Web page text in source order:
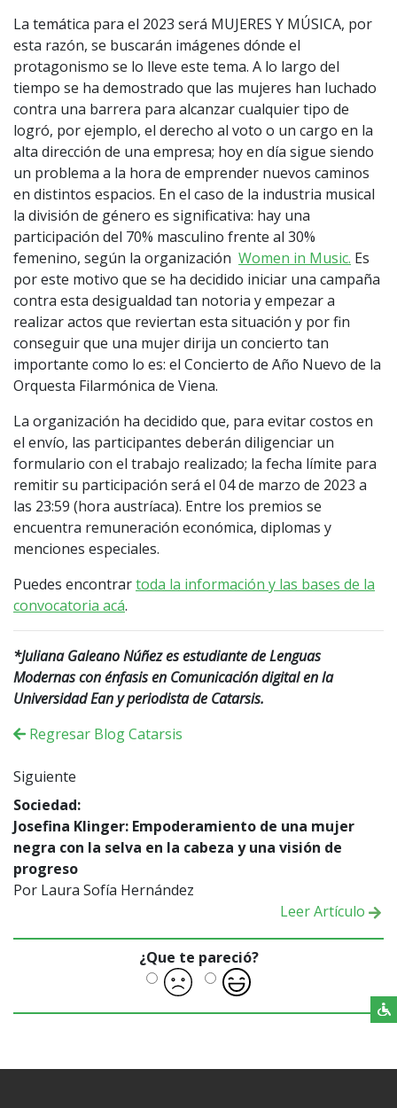
La temática para el 2023 será MUJERES Y MÚSICA, por
esta razón, se buscarán imágenes dónde el
protagonismo se lo lleve este tema. A lo largo del
tiempo se ha demostrado que las mujeres han luchado
contra una barrera para alcanzar cualquier tipo de
logró, por ejemplo, el derecho al voto o un cargo en la
alta dirección de una empresa; hoy en día sigue siendo
un problema a la hora de emprender nuevos caminos
en distintos espacios. En el caso de la industria musical
la división de género es significativa: hay una
participación del 70% masculino frente al 30%
femenino, según la organización Women in Music. Es
por este motivo que se ha decidido iniciar una campaña
contra esta desigualdad tan notoria y empezar a
realizar actos que reviertan esta situación y por fin
conseguir que una mujer dirija un concierto tan
importante como lo es: el Concierto de Año Nuevo de la
Orquesta Filarmónica de Viena.
La organización ha decidido que, para evitar costos en
el envío, las participantes deberán diligenciar un
formulario con el trabajo realizado; la fecha límite para
remitir su participación será el 04 de marzo de 2023 a
las 23:59 (hora austríaca). Entre los premios se
encuentra remuneración económica, diplomas y
menciones especiales.
Puedes encontrartoda la información y las bases de la
convocatoria acá.
*Juliana Galeano Núñez es estudiante de Lenguas
Modernas con énfasis en Comunicación digital en la
Universidad Ean y periodista de Catarsis.
Regresar Blog Catarsis
Siguiente
Sociedad:
Josefina Klinger: Empoderamiento de una mujer
negra con la selva en la cabeza y una visión de
progreso
Por Laura Sofía Hernández
Leer Artículo
¿Que te pareció?